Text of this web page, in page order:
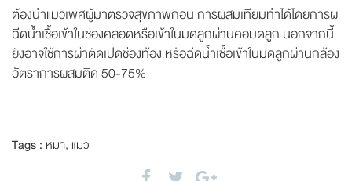
ต้องนำแมวเพศผู้มาตรวจสุขภาพก่อน การผสมเทียมทำได้โดยการผ
ฉีดน้ำเชื้อเข้าในช่องคลอดหรือเข้าในมดลูกผ่านคอมดลูก นอกจากนี้
ยังอาจใช้การผ่าตัดเปิดช่องท้อง หรือฉีดน้ำเชื้อเข้าในมดลูกผ่านกล้อง
อัตราการผสมติด 50-75%
Tags : หมา, แมว